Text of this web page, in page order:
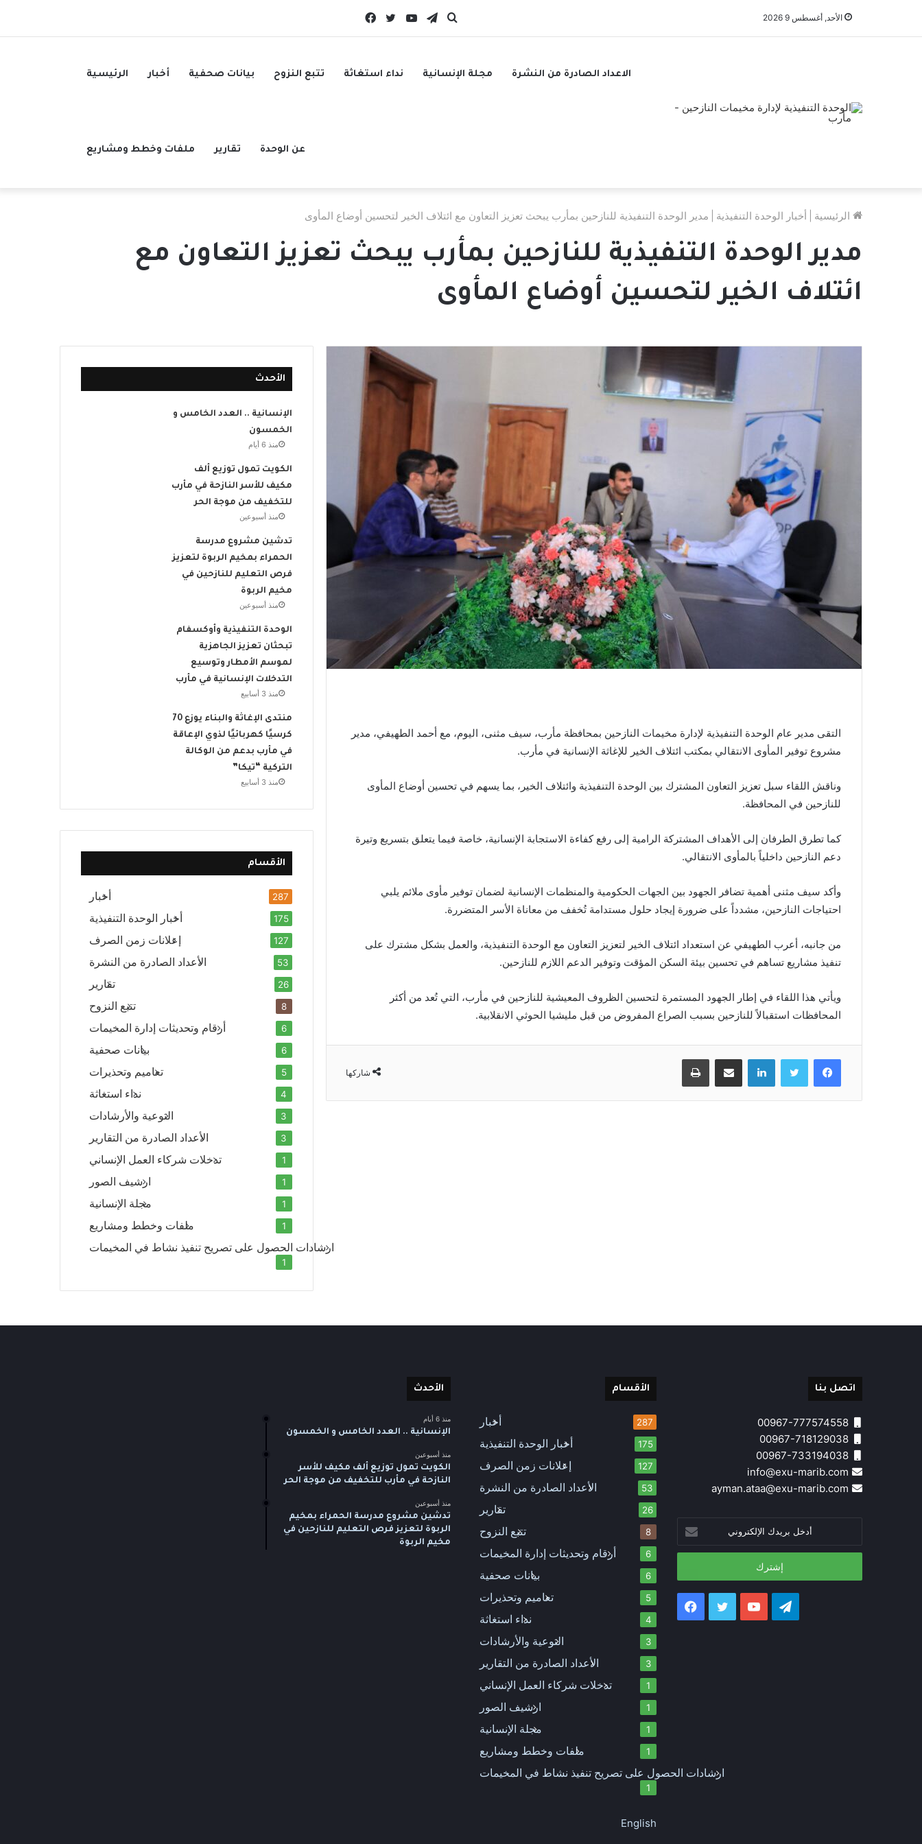
الأحد, أغسطس 9 2026 بحث تيلقرام يوتيوبتويتر
الرئيسية أخبار بيانات صحفية تتبع النزوح نداء استغاثة مجلة الإنسانية الاعداد الصادرة من النشرة
ملفات وخطط ومشاريع تقارير عن الوحدة
الرئيسية أخبار الوحدة التنفيذية مدير الوحدة التنفيذية للنازحين بمأرب يبحث تعزيز التعاون مع ائتلاف الخير لتحسين أوضاع المأوى
مدير الوحدة التنفيذية للنازحين بمأرب يبحث تعزيز التعاون مع
ائتلاف الخير لتحسين أوضاع المأوى
التقى مدير عام الوحدة التنفيذية لإدارة مخيمات النازحين بمحافظة مأرب، سيف مثنى، اليوم، مع أحمد الطهيفي، مدير
مشروع توفير المأوى الانتقالي بمكتب ائتلاف الخير للإغاثة الإنسانية في مأرب.
وناقش اللقاء سبل تعزيز التعاون المشترك بين الوحدة التنفيذية وائتلاف الخير، بما يسهم في تحسين أوضاع المأوى
للنازحين في المحافظة.
كما تطرق الطرفان إلى الأهداف المشتركة الرامية إلى رفع كفاءة الاستجابة الإنسانية، خاصة فيما يتعلق بتسريع وتيرة
دعم النازحين داخلياً بالمأوى الانتقالي.
وأكد سيف مثنى أهمية تضافر الجهود بين الجهات الحكومية والمنظمات الإنسانية لضمان توفير مأوى ملائم يلبي
احتياجات النازحين، مشدداً على ضرورة إيجاد حلول مستدامة تُخفف من معاناة الأسر المتضررة.
من جانبه، أعرب الطهيفي عن استعداد ائتلاف الخير لتعزيز التعاون مع الوحدة التنفيذية، والعمل بشكل مشترك على
تنفيذ مشاريع تساهم في تحسين بيئة السكن المؤقت وتوفير الدعم اللازم للنازحين.
ويأتي هذا اللقاء في إطار الجهود المستمرة لتحسين الظروف المعيشية للنازحين في مأرب، التي تُعد من أكثر
المحافظات استقبالاً للنازحين بسبب الصراع المفروض من قبل مليشيا الحوثي الانقلابية.
شاركها
فيسبوك تويتر لينكدإن مشاركة عبر البريد طباعة
الأحدث
الإنسانية .. العدد الخامس و
الخمسون
منذ 6 أيام
الكويت تمول توزيع ألف
مكيف للأسر النازحة في مأرب
للتخفيف من موجة الحر
منذ أسبوعين
تدشين مشروع مدرسة
الحمراء بمخيم الربوة لتعزيز
فرص التعليم للنازحين في
مخيم الربوة
منذ أسبوعين
الوحدة التنفيذية وأوكسفام
تبحثان تعزيز الجاهزية
لموسم الأمطار وتوسيع
التدخلات الإنسانية في مأرب
منذ 3 أسابيع
منتدى الإغاثة والبناء يوزع 70
كرسيًا كهربائيًا لذوي الإعاقة
في مأرب بدعم من الوكالة
التركية “تيكا”
منذ 3 أسابيع
الأقسام
أخبار 287
أخبار الوحدة التنفيذية 175
إعلانات زمن الصرف 127
الأعداد الصادرة من النشرة 53
تقارير 26
تتبع النزوح 8
أرقام وتحديثات إدارة المخيمات 6
بيانات صحفية 6
تعاميم وتحذيرات 5
نداء استغاثة 4
التوعية والأرشادات 3
الأعداد الصادرة من التقارير 3
تدخلات شركاء العمل الإنساني 1
ارشيف الصور 1
مجلة الإنسانية 1
ملفات وخطط ومشاريع 1
ارشادات الحصول على تصريح تنفيذ نشاط في المخيمات
1
الأحدث
منذ 6 أيام
الإنسانية .. العدد الخامس و الخمسون
منذ أسبوعين
الكويت تمول توزيع ألف مكيف للأسر
النازحة في مأرب للتخفيف من موجة الحر
منذ أسبوعين
تدشين مشروع مدرسة الحمراء بمخيم
الربوة لتعزيز فرص التعليم للنازحين في
مخيم الربوة
الأقسام
أخبار 287
أخبار الوحدة التنفيذية 175
إعلانات زمن الصرف 127
الأعداد الصادرة من النشرة 53
تقارير 26
تتبع النزوح 8
أرقام وتحديثات إدارة المخيمات 6
بيانات صحفية 6
تعاميم وتحذيرات 5
نداء استغاثة 4
التوعية والأرشادات 3
الأعداد الصادرة من التقارير 3
تدخلات شركاء العمل الإنساني 1
ارشيف الصور 1
مجلة الإنسانية 1
ملفات وخطط ومشاريع 1
ارشادات الحصول على تصريح تنفيذ نشاط في المخيمات
1
English
اتصل بنا
الإلكتروني
فيسبوك تويتر يوتيوب تيلقرام